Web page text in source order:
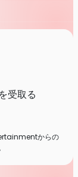
受取る
からの